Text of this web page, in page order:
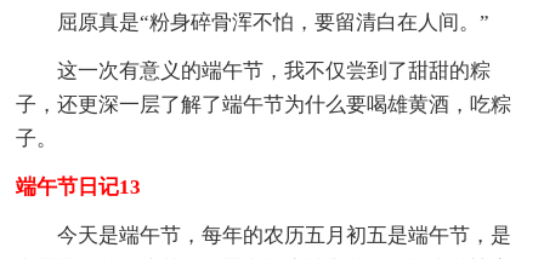
屈原真是“粉身碎骨浑不怕，要留清白在人间。”
这一次有意义的端午节，我不仅尝到了甜甜的粽
子，还更深一层了解了端午节为什么要喝雄黄酒，吃粽
子。
端午节日记13
今天是端午节，每年的农历五月初五是端午节，是